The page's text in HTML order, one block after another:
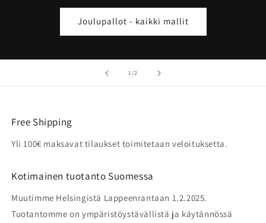
Joulupallot - kaikki mallit
1//2
Free Shipping
Yli 100€ maksavat tilaukset toimitetaan veloituksetta.
Kotimainen tuotanto Suomessa
Muutimme Helsingistä Lappeenrantaan 1.2.2025.
Tuotantomme on ympäristöystävällistä ja käytännössä